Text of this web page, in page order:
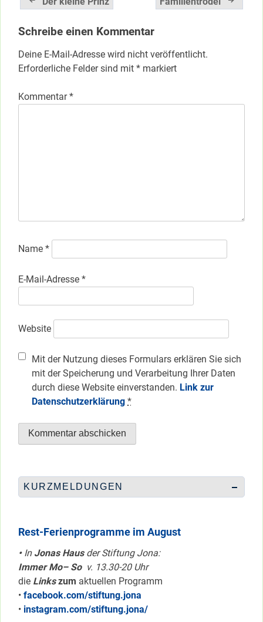
Schreibe einen Kommentar
Deine E-Mail-Adresse wird nicht veröffentlicht.
Erforderliche Felder sind mit * markiert
Kommentar*
Name *
E-Mail-Adresse *
Website
Mit der Nutzung dieses Formulars erklären Sie sich
mit der Speicherung und Verarbeitung Ihrer Daten
durch diese Website einverstanden. Link zur
Datenschutzerklärung *
KURZMELDUNGEN
Rest-Ferienprogramme im August
•InJonas Hausder Stiftung Jona:
Immer Mo– So v. 13.30-20 Uhr
die Linkszum aktuellen Programm
• facebook.com/stiftung.jona
• instagram.com/stiftung.jona/